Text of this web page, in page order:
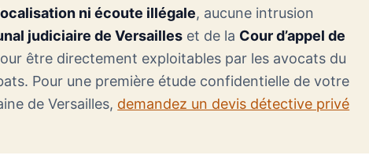
ni écoute illégale, aucune intrusion
judiciaire de Versailles et de la Cour d’appel de
être directement exploitables par les avocats du
Pour une première étude confidentielle de votre
de Versailles, demandez un devis détective privé